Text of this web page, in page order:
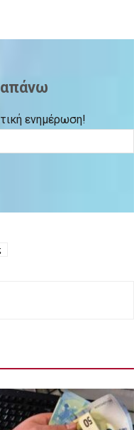
ενημέρωση!